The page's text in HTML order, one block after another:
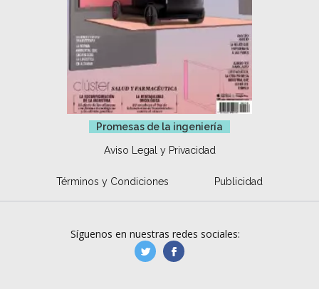
Promesas de la ingeniería
Aviso Legal y Privacidad
Términos y Condiciones Publicidad
Síguenos en nuestras redes sociales:
manufacturaGE